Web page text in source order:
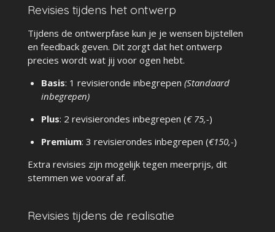
Revisies tijdens het ontwerp
Tijdens de ontwerpfase kun je je wensen bijstellen
en feedback geven. Dit zorgt dat het ontwerp
precies wordt wat jij voor ogen hebt.
Basis: 1 revisieronde inbegrepen (Standaard
inbegrepen)
Plus: 2 revisierondes inbegrepen (€ 75,-)
Premium: 3 revisierondes inbegrepen (€150,-)
Extra revisies zijn mogelijk tegen meerprijs, dit
stemmen we vooraf af.
Revisies tijdens de realisatie